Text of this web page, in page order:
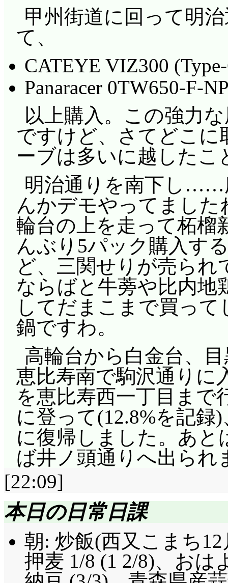
甲州街道に回って明
て、
CATEYE VIZ300
Panaracer 0TW650-F-
以上購入。この強力
ですけど、さてどこに
ーブは多いに越したこ
明治通りを南下し……
んかデモやってまし
輪台の上を走って柘
んぶり5パック購入す
ど、三関せりが売ら
ならばと牛蒡や比内地
してだまこまで買っ
鍋ですわ。
高輪台から白金台、
恵比寿南で駒沢通りに
を恵比寿西一丁目まで
に登って(12.8%を記録
に復帰しました。あと
ば井ノ頭通りへ出られ
[22:09]
本日の日常日課
朝: 炒飯(西又こまち
押麦 1/8 (1 2/8)、おは